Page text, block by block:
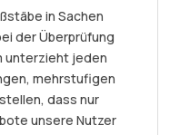
in Sachen
der Überprüfung
unterzieht jeden
mehrstufigen
dass nur
unsere Nutzer